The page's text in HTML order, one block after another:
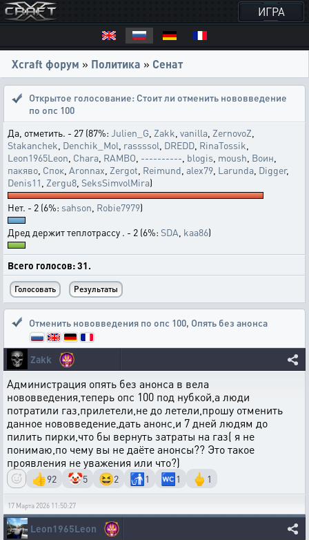
ИГРА
Xcraft форум » Политика » Сенат
Открытое голосование: Стоит ли отменить нововведение
по опс 100
Да, отметить. - 27 (87%: Julien_G Zakk vanilla ZernovoZ
Stakanchek Denchik_Mol rassssol DREDD RinaTossik
Leon1965Leon Chara RAMBO ---------- blogis moush Воин
пакяво Спок Aronnax Zergot Reimund alex79 Larunda Digger,
Denis11 Zergu8 SeksSimvolMira)
Нет. - 2 (6%: sahson Robie7979)
Дред держит теплотрассу . - 2 (6%: SDA kaa86)
Всего голосов: 31.
Отменить нововведения по опс 100, Опять без анонса
Zakk
Администрация опять без анонса в вела
нововведения,теперь опс 100 под нубкой,а люди
потратили газ,прилетели,не до летели,прошу отменить
данное нововведение,дать анонс,и 7 дней людям до
пилить пирки,что бы вернуть затраты на газ( я не
понимаю,по чему вы не даёте анонсы?? Это такое
проявления не уважения или что?)
👍92 🤡5 😆2 🚮1 🚾1 🖕 1
17 Марта 2026 11:50:27
Leon1965Leon